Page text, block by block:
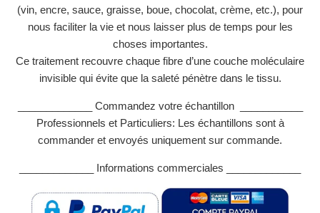
(vin, encre, sauce, graisse, boue, chocolat, crème, etc.), pour
nous faciliter la vie et nous laisser plus de temps pour les
choses importantes.
Ce traitement recouvre chaque fibre d’une couche moléculaire
invisible qui évite que la saleté pénètre dans le tissu.
_____________ Commandez votre échantillon ___________
Professionnels et Particuliers: Les échantillons sont à
commander et envoyés uniquement sur commande.
_____________ Informations commerciales _____________